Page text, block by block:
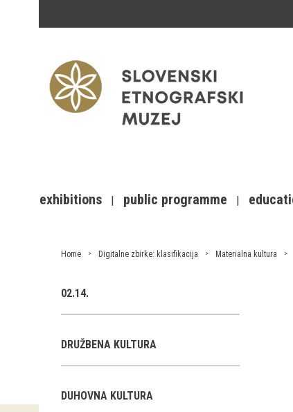
exhibitions public programme
Home Digitalne zbirke: klasifikacija Materialna kultura
02.14.
DRUŽBENA KULTURA
DUHOVNA KULTURA